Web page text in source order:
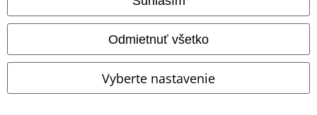
Odmietnuť všetko
Vyberte nastavenie
Doprava